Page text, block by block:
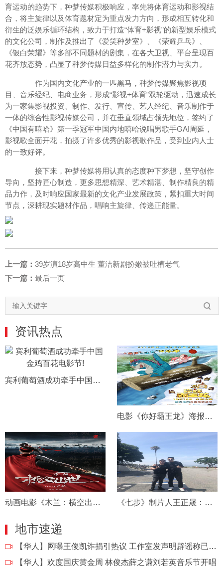
育运动的趋势下，种梦传媒积极响应，率先将体育运动和影视结
合，将主旋律以及体育题材定为重点发力方向，形成相互转化和
衍生的泛娱乐循环结构，致力于打造“体育+影视”的新型娱乐模式
的文化公司，制作及推出了《爱笑种梦室》、《荣耀乒乓》、
《银白荣耀》等多部不同题材的剧集，在各大卫视、平台呈现百
花齐放态势，凸显了种梦传媒日益多样化的制作潜力与实力。
作为国内文化产业的一匹黑马，种梦传媒聚焦影视项
目、音乐经纪、电商业务，形成“影视+体育”双轮驱动，迅速成长
为一家集影视投资、制作、发行、宣传、艺人经纪、音乐制作于
一体的综合性影视传媒公司，并在垂直领域占领先地位，签约了
《中国有嘻哈》第一季冠军中国内地嘻哈说唱男歌手GAI周延，
影视歌全面开花，拍摄了许多优秀的影视歌作品，受到业内人士
的一致好评。
接下来，种梦传媒将用认真的态度种下梦想，坚守创作
导向，坚持匠心制造，更多思想精深、艺术精湛、制作精良的精
品力作，及时响应国家最新的文化产业发展政策，紧扣重大时间
节点，深耕现实题材作品，唱响主旋律、传递正能量。
上一篇： 39岁演18岁高中生 董洁新剧扮嫩被吐槽老气
下一篇： 最后一页
资讯热点
宾利葡萄酒成功牵手中国金鸡百花电影节!
电影《你好霸王龙》海报预告双发 最萌恐龙国庆解锁
动画电影《木兰：横空出世》首次亮相 巾帼史诗国漫全新解读 《七步》制片人王正晟：用电影展现文化
地市速递
【华人】
网曝王俊凯诈捐引热议 工作室发声明辟谣称已立案
【华人】 欢度国庆黄金周 林俊杰薛之谦刘若英音乐节开唱